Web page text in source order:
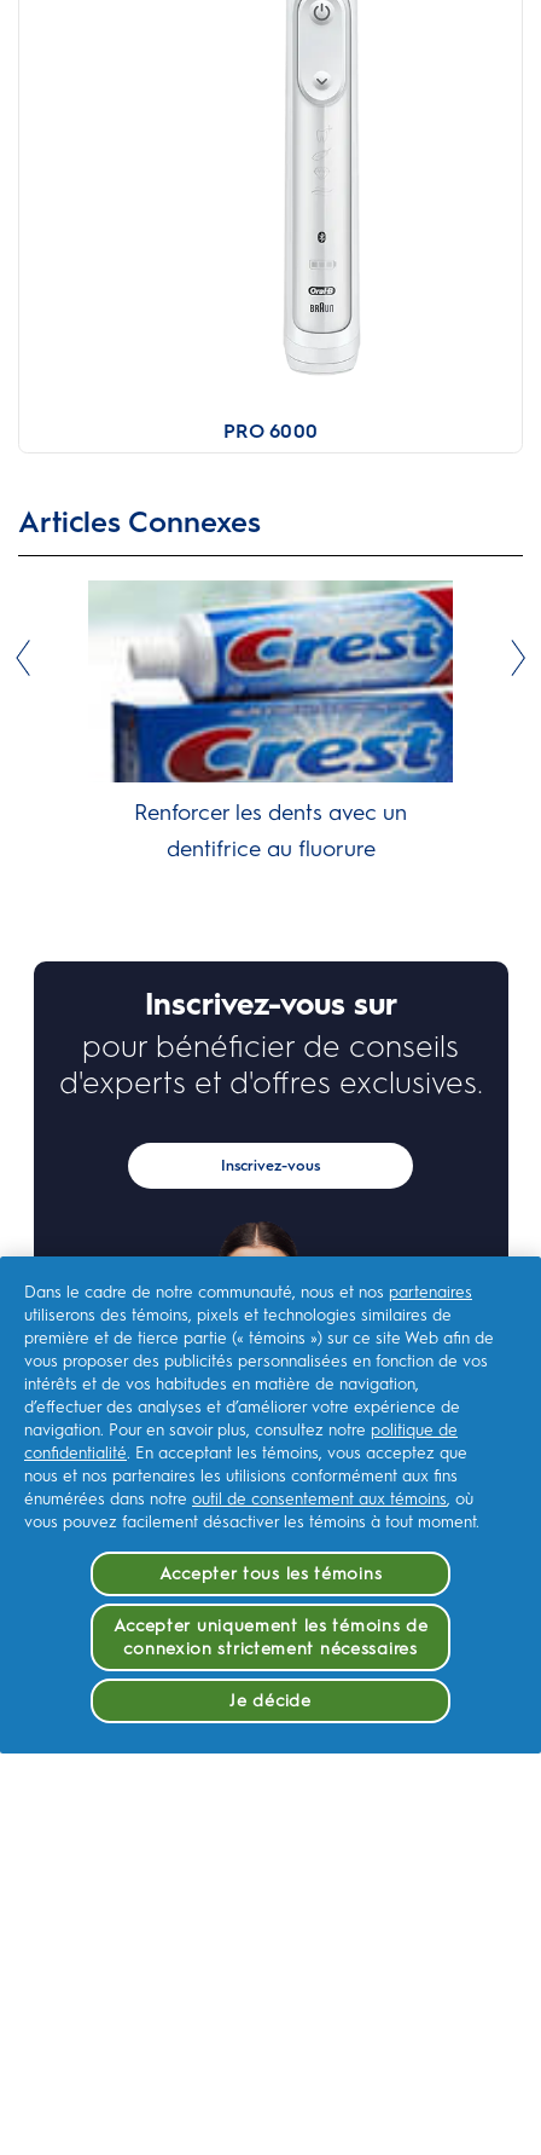
PRO 6000
Articles Connexes
Renforcer les dents avec un
dentifrice au fluorure
Inscrivez-vous sur
pour bénéficier de conseils
d'experts et d'offres exclusives.
Inscrivez-vous
MAGASINER
SITES CONNEXES
NOTRE AMBITION
Dans le cadre de notre communauté, nous et nos partenaires
utiliserons des témoins, pixels et technologies similaires de
première et de tierce partie (« témoins ») sur ce site Web afin de
vous proposer des publicités personnalisées en fonction de vos
intérêts et de vos habitudes en matière de navigation,
d’effectuer des analyses et d’améliorer votre expérience de
navigation. Pour en savoir plus, consultez notre politique de
confidentialité. En acceptant les témoins, vous acceptez que
nous et nos partenaires les utilisions conformément aux fins
énumérées dans notre outil de consentement aux témoins, où
vous pouvez facilement désactiver les témoins à tout moment.
Accepter tous les témoins
Accepter uniquement les témoins de
connexion strictement nécessaires
Je décide